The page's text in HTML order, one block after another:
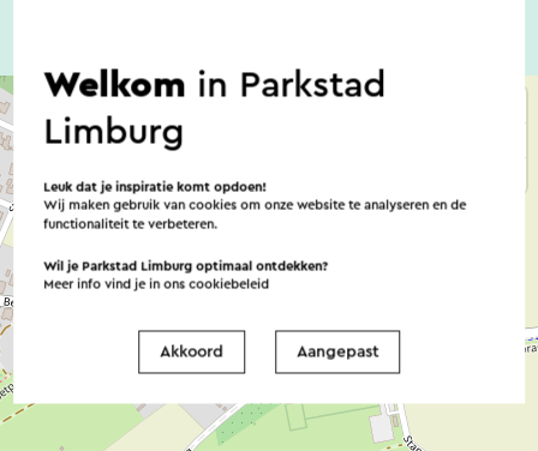
Welkom in Parkstad
Limburg
Leuk dat je inspiratie komt opdoen!
Wij maken gebruik van cookies om onze website te analyseren en de
functionaliteit te verbeteren.
Wil je Parkstad Limburg optimaal ontdekken?
Meer info vind je in onscookiebeleid
Akkoord Aangepast